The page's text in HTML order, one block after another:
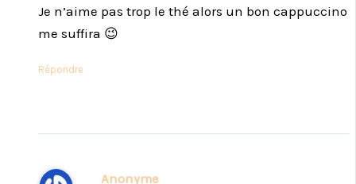
Je n’aime pas trop le thé alors un bon cappuccino
me suffira 😉
Répondre
Anonyme